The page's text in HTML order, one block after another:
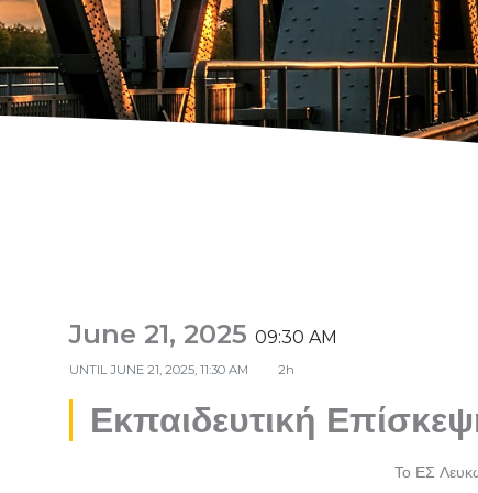
June 21, 2025 09:30 AM
UNTILJUNE 21, 2025, 11:30 AM 2h
Εκπαιδευτική
Το ΕΣ